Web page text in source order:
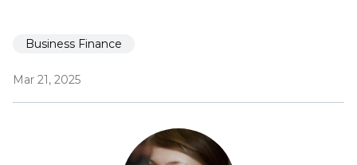
Business Finance
Mar 21, 2025